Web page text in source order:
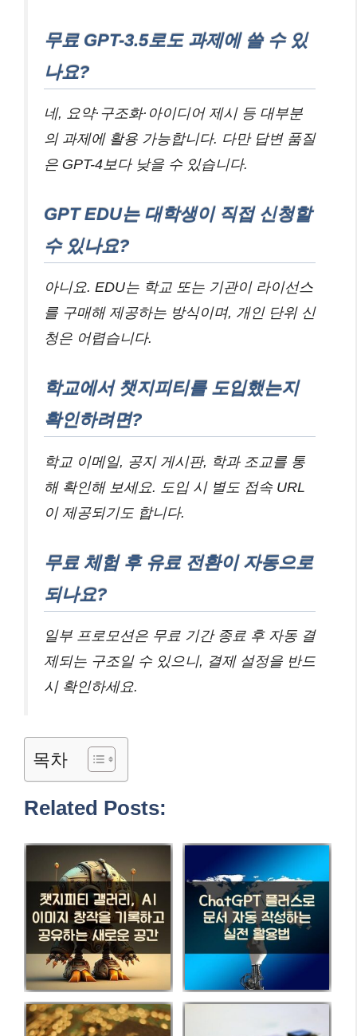
무료 GPT-3.5로도 과제에 쓸 수 있
나요?
네, 요약·구조화·아이디어 제시 등 대부분
의 과제에 활용 가능합니다. 다만 답변 품질
은 GPT-4보다 낮을 수 있습니다.
GPT EDU는 대학생이 직접 신청할
수 있나요?
아니요. EDU는 학교 또는 기관이 라이선스
를 구매해 제공하는 방식이며, 개인 단위 신
청은 어렵습니다.
학교에서 챗지피티를 도입했는지
확인하려면?
학교 이메일, 공지 게시판, 학과 조교를 통
해 확인해 보세요. 도입 시 별도 접속 URL
이 제공되기도 합니다.
무료 체험 후 유료 전환이 자동으로
되나요?
일부 프로모션은 무료 기간 종료 후 자동 결
제되는 구조일 수 있으니, 결제 설정을 반드
시 확인하세요.
목차
Related Posts: